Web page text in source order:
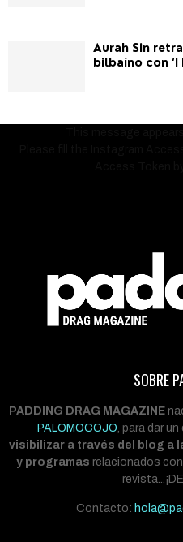
Aurah Sin
bilbaíno con ‘I
SOBRE
PADDING DRAG MAGAZINE
PALOMOCOJO, para dar
visibilizar a través del blog a
y programas relacionados
Contacto: